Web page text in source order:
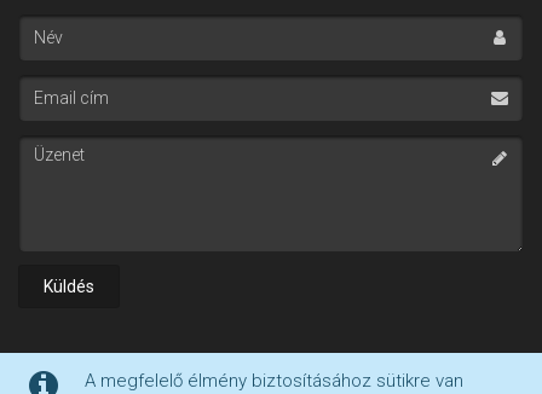
Üzenet
A megfelelő élmény biztosításához sütikre van